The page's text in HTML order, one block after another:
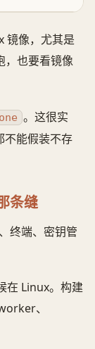
镜像，尤其是
，也要看镜像
。这很实
不能假装不存
条缝
终端、密钥管
在 Linux。构建
、